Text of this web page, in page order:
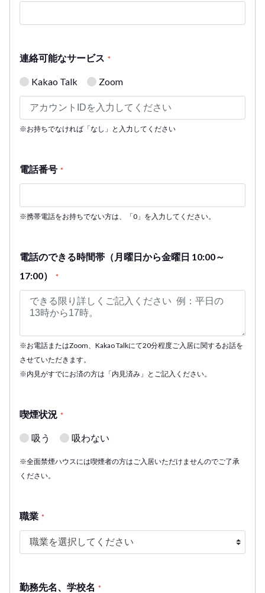
連絡可能なサービス *
Kakao Talk Zoom
※お持ちでなければ「なし」と入力してください
電話番号 *
※携帯電話をお持ちでない方は、「0」を入力してください。
電話のできる時間帯（月曜日から金曜日 10:00～
17:00）
*
※お電話またはZoom、Kakao Talkにて20分程度ご入居に関するお話を
させていただきます。
※内見がすでにお済の方は「内見済み」とご記入ください。
喫煙状況 *
吸う 吸わない
※全面禁煙ハウスには喫煙者の方はご入居いただけませんのでご了承
ください。
職業 *
勤務先名、学校名 *